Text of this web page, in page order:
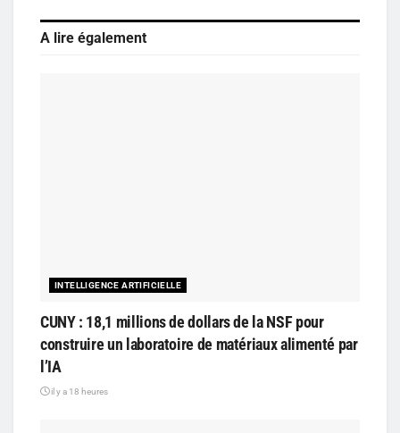
A lire également
INTELLIGENCE ARTIFICIELLE
CUNY : 18,1 millions de dollars de la NSF pour
construire un laboratoire de matériaux alimenté par
l’IA
il y a 18 heures